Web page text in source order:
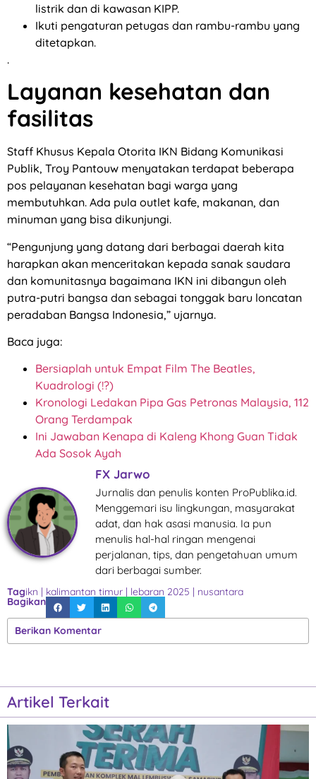
listrik dan di kawasan KIPP.
Ikuti pengaturan petugas dan rambu-rambu yang
ditetapkan.
.
Layanan kesehatan dan
fasilitas
Staff Khusus Kepala Otorita IKN Bidang Komunikasi
Publik, Troy Pantouw menyatakan terdapat beberapa
pos pelayanan kesehatan bagi warga yang
membutuhkan. Ada pula outlet kafe, makanan, dan
minuman yang bisa dikunjungi.
“Pengunjung yang datang dari berbagai daerah kita
harapkan akan menceritakan kepada sanak saudara
dan komunitasnya bagaimana IKN ini dibangun oleh
putra-putri bangsa dan sebagai tonggak baru loncatan
peradaban Bangsa Indonesia,” ujarnya.
Baca juga:
Bersiaplah untuk Empat Film The Beatles,
Kuadrologi (!?)
Kronologi Ledakan Pipa Gas Petronas Malaysia, 112
Orang Terdampak
Ini Jawaban Kenapa di Kaleng Khong Guan Tidak
Ada Sosok Ayah
FX Jarwo
Jurnalis dan penulis konten ProPublika.id.
Menggemari isu lingkungan, masyarakat
adat, dan hak asasi manusia. Ia pun
menulis hal-hal ringan mengenai
perjalanan, tips, dan pengetahuan umum
dari berbagai sumber.
Tagikn | kalimantan timur | lebaran 2025 | nusantara
Bagikan
Berikan Komentar
Artikel Terkait